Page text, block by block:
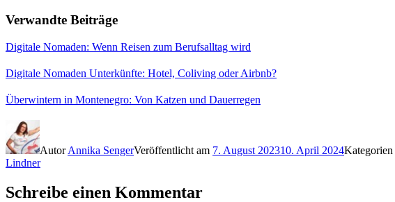
Verwandte Beiträge
Digitale Nomaden: Wenn Reisen zum Berufsalltag wird
Digitale Nomaden Unterkünfte: Hotel, Coliving oder Airbnb?
Überwintern in Montenegro: Von Katzen und Dauerregen
AutorAnnika SengerVeröffentlicht am 7. August 202310. April 2024Kategorien
Lindner
Schreibe einen Kommentar